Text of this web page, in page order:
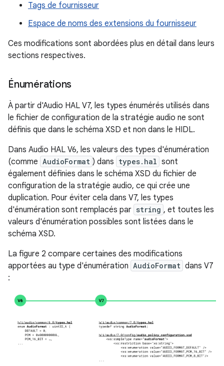
Tags de fournisseur
Espace de noms des extensions du fournisseur
Ces modifications sont abordées plus en détail dans leurs
sections respectives.
Énumérations
À partir d'Audio HAL V7, les types énumérés utilisés dans
le fichier de configuration de la stratégie audio ne sont
définis que dans le schéma XSD et non dans le HIDL.
Dans Audio HAL V6, les valeurs des types d'énumération
(comme AudioFormat ) dans types.hal sont
également définies dans le schéma XSD du fichier de
configuration de la stratégie audio, ce qui crée une
duplication. Pour éviter cela dans V7, les types
d'énumération sont remplacés par string , et toutes les
valeurs d'énumération possibles sont listées dans le
schéma XSD.
La figure 2 compare certaines des modifications
apportées au type d'énumération AudioFormat dans V7
: